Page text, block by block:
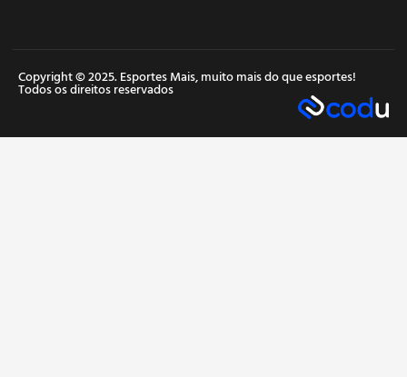
Copyright © 2025. Esportes Mais, muito mais do que esportes!
Todos os direitos reservados